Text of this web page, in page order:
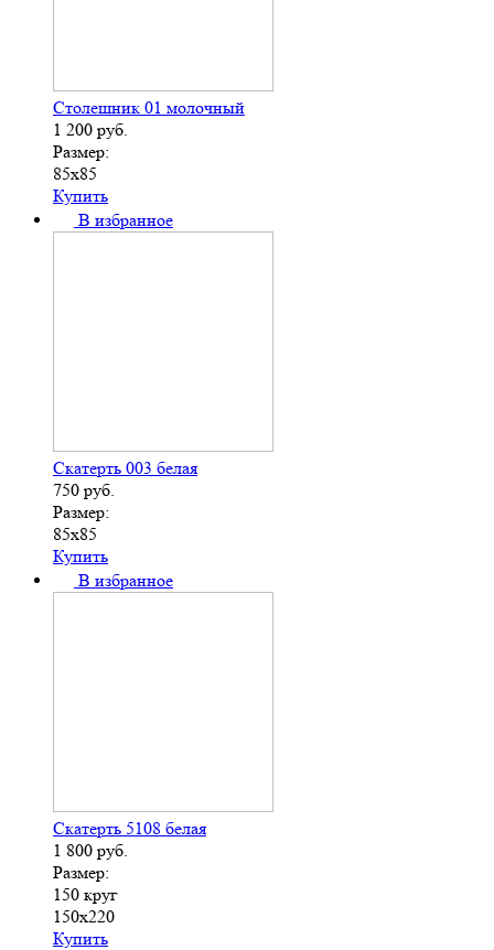
Столешник 01 молочный
1 200 руб.
Размер:
85х85
Купить
В избранное
Скатерть 003 белая
750 руб.
Размер:
85х85
Купить
В избранное
Скатерть 5108 белая
1 800 руб.
Размер:
150 круг
150х220
Купить